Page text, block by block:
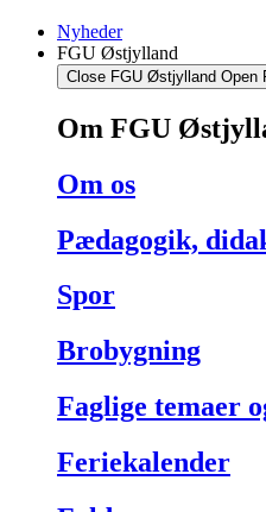
Nyheder
FGU Østjylland
Close FGU Østjylland Open
Om FGU
Om os
Pædagogik,
Spor
Brobygning
Faglige temaer
Feriekalender